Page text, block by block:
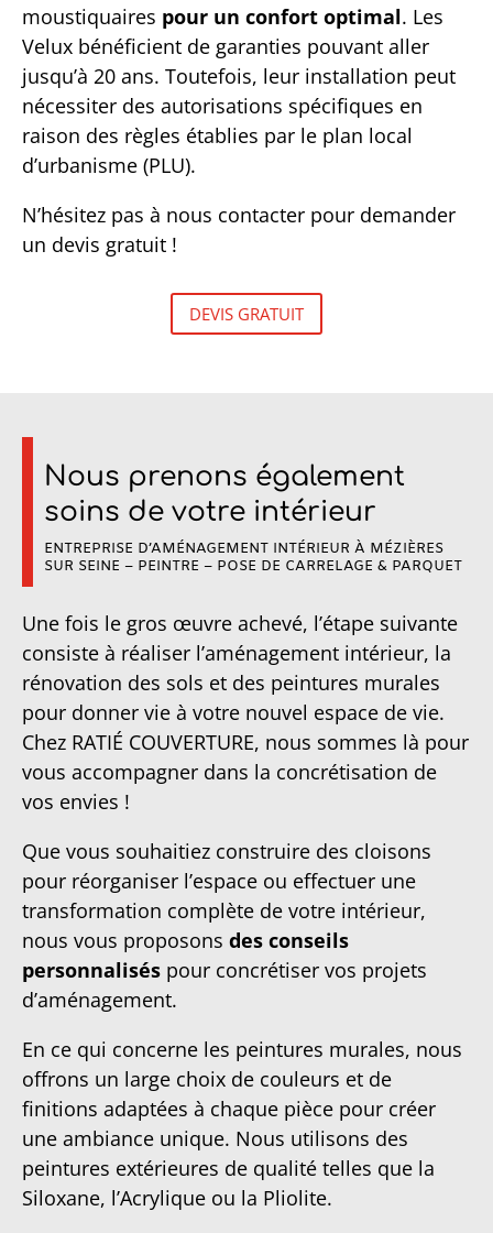
moustiquaires pour un confort optimal. Les
Velux bénéficient de garanties pouvant aller
jusqu’à 20 ans. Toutefois, leur installation peut
nécessiter des autorisations spécifiques en
raison des règles établies par le plan local
d’urbanisme (PLU).
N’hésitez pas à nous contacter pour demander
un devis gratuit !
DEVIS GRATUIT
Nous prenons également
soins de votre intérieur
ENTREPRISE D’AMÉNAGEMENT INTÉRIEUR À MÉZIÈRES
SUR SEINE – PEINTRE – POSE DE CARRELAGE & PARQUET
Une fois le gros œuvre achevé, l’étape suivante
consiste à réaliser l’aménagement intérieur, la
rénovation des sols et des peintures murales
pour donner vie à votre nouvel espace de vie.
Chez RATIÉ COUVERTURE, nous sommes là pour
vous accompagner dans la concrétisation de
vos envies !
Que vous souhaitiez construire des cloisons
pour réorganiser l’espace ou effectuer une
transformation complète de votre intérieur,
nous vous proposons des conseils
personnalisés pour concrétiser vos projets
d’aménagement.
En ce qui concerne les peintures murales, nous
offrons un large choix de couleurs et de
finitions adaptées à chaque pièce pour créer
une ambiance unique. Nous utilisons des
peintures extérieures de qualité telles que la
Siloxane, l’Acrylique ou la Pliolite.